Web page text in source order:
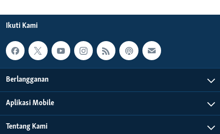
Ikuti Kami
Berlangganan
Aplikasi Mobile
Tentang Kami